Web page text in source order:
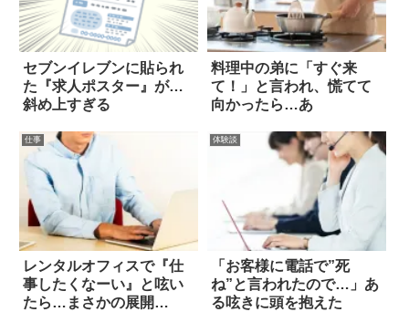
セブンイレブンに貼られ
た『求人ポスター』が…
斜め上すぎる
料理中の弟に「すぐ来
て！」と言われ、慌てて
向かったら…あ
仕事
レンタルオフィスで『仕
事したくなーい』と呟い
たら…まさかの展開
体験談
「お客様に電話で”死
ね”と言われたので…」あ
る呟きに頭を抱えた